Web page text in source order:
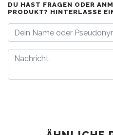
DU HAST FRAGEN ODER
PRODUKT? HINTERLASSE